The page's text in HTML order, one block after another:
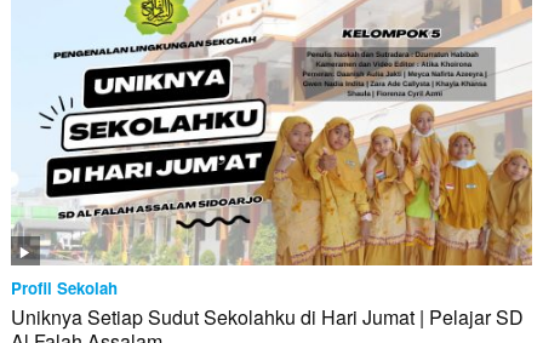
Profil Sekolah
Uniknya Setiap Sudut Sekolahku di Hari Jumat | Pelajar SD